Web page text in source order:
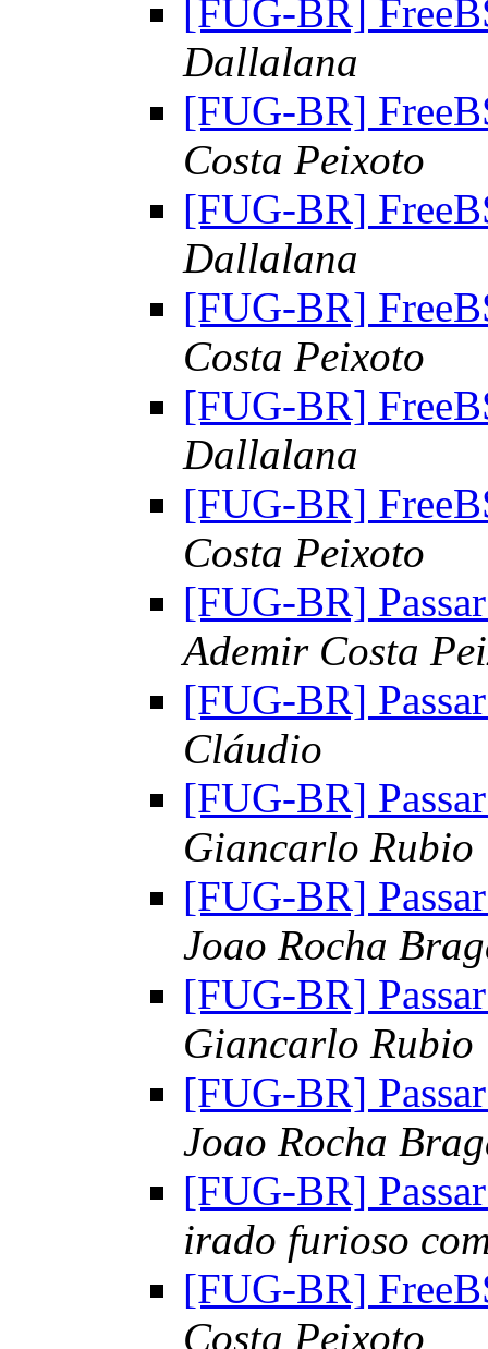
[FUG-BR]
Dallalana
[FUG-BR]
Costa Peixoto
[FUG-BR]
Dallalana
[FUG-BR]
Costa Peixoto
[FUG-BR]
Dallalana
[FUG-BR]
Costa Peixoto
[FUG-BR]
Ademir Costa
[FUG-BR]
Cláudio
[FUG-BR]
Giancarlo Rubio
[FUG-BR]
Joao Rocha
[FUG-BR]
Giancarlo Rubio
[FUG-BR]
Joao Rocha
[FUG-BR]
irado furioso
[FUG-BR]
Costa Peixoto